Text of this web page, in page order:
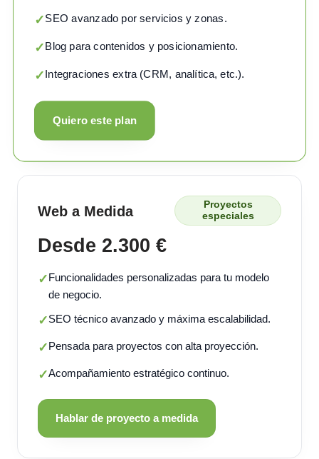
✓SEO avanzado por servicios y zonas.
✓Blog para contenidos y posicionamiento.
✓Integraciones extra (CRM, analítica, etc.).
Quiero este plan
Web a Medida
Proyectos
especiales
Desde 2.300 €
✓Funcionalidades personalizadas para tu modelo
de negocio.
✓SEO técnico avanzado y máxima escalabilidad.
✓Pensada para proyectos con alta proyección.
✓Acompañamiento estratégico continuo.
Hablar de proyecto a medida